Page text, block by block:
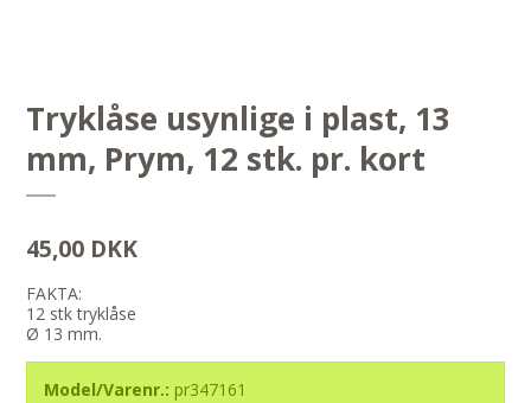
Tryklåse usynlige i plast, 13
mm, Prym, 12 stk. pr. kort
45,00 DKK
FAKTA:
12 stk tryklåse
Ø 13 mm.
Model/Varenr.: pr347161